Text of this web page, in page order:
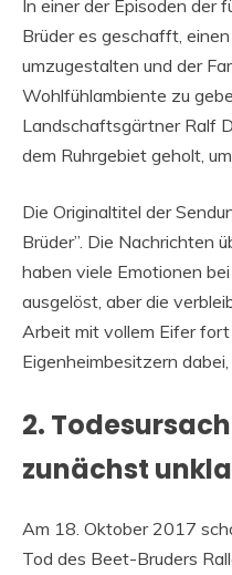
In einer der Episoden der
Brüder es geschafft,
umzugestalten und der
Wohlfühlambiente zu
Landschaftsgärtner Ralf
dem Ruhrgebiet geholt,
Die Originaltitel der
Brüder”. Die Nachrichten
haben viele Emotionen
ausgelöst, aber die
Arbeit mit vollem Eifer
Eigenheimbesitzern
2.
zunächst
Am 18. Oktober 2017
Tod des Beet-Bruders